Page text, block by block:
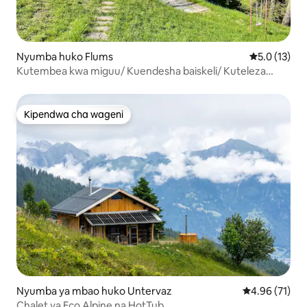
Nyumba huko Flums Ukadiriaji
5.0 (13)
Kutembea kwa miguu/ Kuendesha baiskeli/ Kuteleza
Kipendwa cha wageni
Kipendwa cha wageni
Nyumba ya mbao huko Untervaz Ukadiriaji wa
4.96 (71)